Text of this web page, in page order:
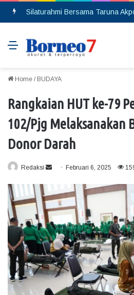
Menu
Home / BUDAYA
Rangkaian HUT ke-79
102/Pjg Melaksanakan
Donor Darah
Redaksi
n
a
n
e
m
a
i
l
Februari 6, 2025